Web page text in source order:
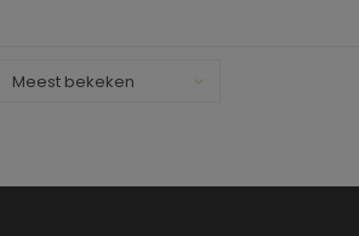
Meest bekeken